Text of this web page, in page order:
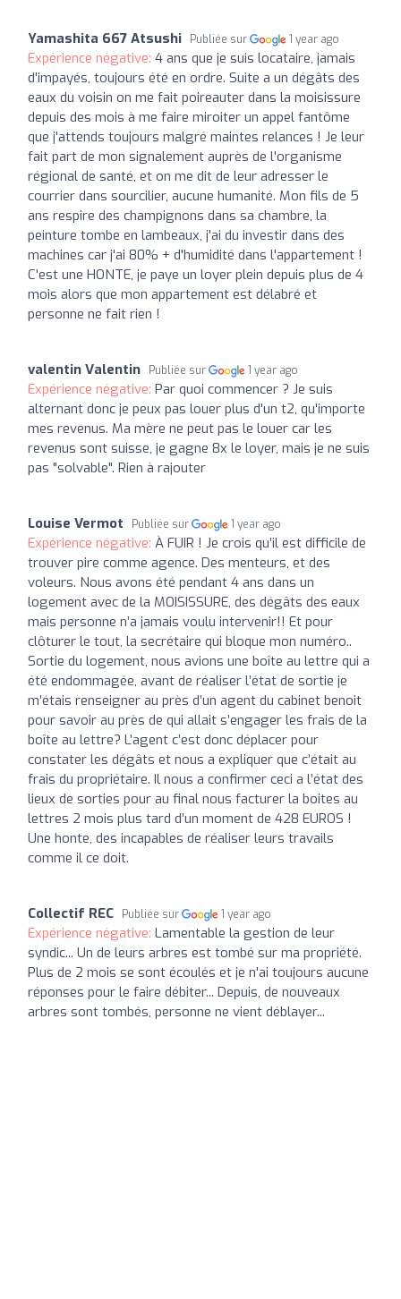
Yamashita 667 Atsushi Publiée sur 1 year ago
Expérience négative: 4 ans que je suis locataire, jamais
d'impayés, toujours été en ordre. Suite a un dégâts des
eaux du voisin on me fait poireauter dans la moisissure
depuis des mois à me faire miroiter un appel fantôme
que j'attends toujours malgré maintes relances ! Je leur
fait part de mon signalement auprès de l'organisme
régional de santé, et on me dit de leur adresser le
courrier dans sourcilier, aucune humanité. Mon fils de 5
ans respire des champignons dans sa chambre, la
peinture tombe en lambeaux, j'ai du investir dans des
machines car j'ai 80% + d'humidité dans l'appartement !
C'est une HONTE, je paye un loyer plein depuis plus de 4
mois alors que mon appartement est délabré et
personne ne fait rien !
valentin Valentin Publiée sur 1 year ago
Expérience négative: Par quoi commencer ? Je suis
alternant donc je peux pas louer plus d'un t2, qu'importe
mes revenus. Ma mère ne peut pas le louer car les
revenus sont suisse, je gagne 8x le loyer, mais je ne suis
pas "solvable". Rien à rajouter
Louise Vermot Publiée sur 1 year ago
Expérience négative: À FUIR ! Je crois qu’il est difficile de
trouver pire comme agence. Des menteurs, et des
voleurs. Nous avons été pendant 4 ans dans un
logement avec de la MOISISSURE, des dégâts des eaux
mais personne n’a jamais voulu intervenir!! Et pour
clôturer le tout, la secrétaire qui bloque mon numéro..
Sortie du logement, nous avions une boîte au lettre qui a
été endommagée, avant de réaliser l’état de sortie je
m’étais renseigner au près d’un agent du cabinet benoit
pour savoir au près de qui allait s’engager les frais de la
boîte au lettre? L’agent c’est donc déplacer pour
constater les dégâts et nous a expliquer que c’était au
frais du propriétaire. Il nous a confirmer ceci a l’état des
lieux de sorties pour au final nous facturer la boites au
lettres 2 mois plus tard d’un moment de 428 EUROS !
Une honte, des incapables de réaliser leurs travails
comme il ce doit.
Collectif REC Publiée sur 1 year ago
Expérience négative: Lamentable la gestion de leur
syndic... Un de leurs arbres est tombé sur ma propriété.
Plus de 2 mois se sont écoulés et je n'ai toujours aucune
réponses pour le faire débiter... Depuis, de nouveaux
arbres sont tombés, personne ne vient déblayer...